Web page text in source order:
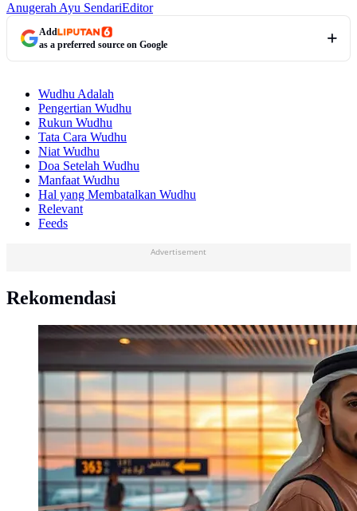
Anugerah Ayu SendariEditor
Add
as a preferred source on Google
Wudhu Adalah
Pengertian Wudhu
Rukun Wudhu
Tata Cara Wudhu
Niat Wudhu
Doa Setelah Wudhu
Manfaat Wudhu
Hal yang Membatalkan Wudhu
Relevant
Feeds
Advertisement
Rekomendasi